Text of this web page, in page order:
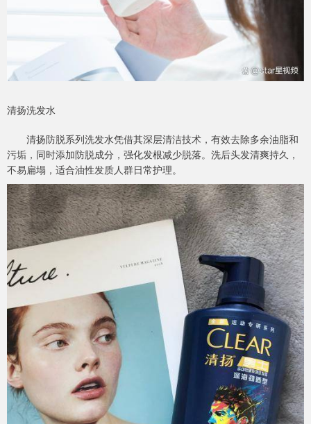
清扬洗发水
清扬防脱系列洗发水凭借其深层清洁技术，有效去除多余油脂和
污垢，同时添加防脱成分，强化发根减少脱落。洗后头发清爽持久，
不易扁塌，适合油性发质人群日常护理。